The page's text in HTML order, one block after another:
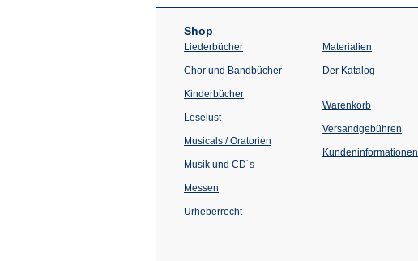
Shop
Liederbücher
Chor und Bandbücher
Kinderbücher
Leselust
Musicals / Oratorien
Musik und CD´s
Messen
Urheberrecht
Materialien
Der Katalog
Warenkorb
Versandgebühren
Kundeninformationen